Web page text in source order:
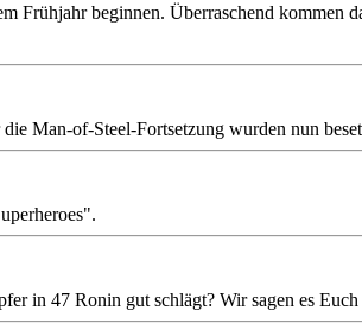
Frühjahr beginnen. Überraschend kommen
Man-of-Steel-Fortsetzung wurden nun
in 47 Ronin gut schlägt? Wir sagen es